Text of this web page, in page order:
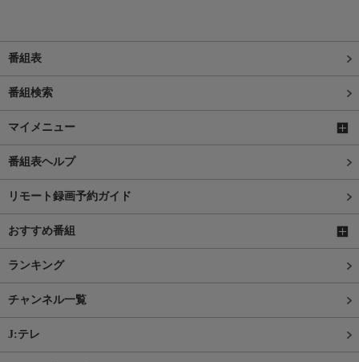
番組表
番組検索
マイメニュー
番組表ヘルプ
リモート録画予約ガイド
おすすめ番組
ランキング
チャンネル一覧
J:テレ